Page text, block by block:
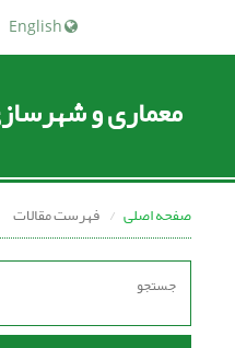
معماری و
صفحه اصلی فهرست مقالات